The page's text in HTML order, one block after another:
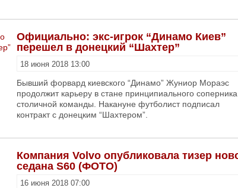
Официально: экс-игрок “Динамо Киев”
перешел в донецкий “Шахтер”
18 июня 2018 13:00
Бывший форвард киевского “Динамо” Жуниор Мораэс
продолжит карьеру в стане принципиального соперника
столичной команды. Накануне футболист подписал
контракт с донецким “Шахтером”.
Компания Volvo опубликовала тизер
седана S60 (ФОТО)
16 июня 2018 07:00